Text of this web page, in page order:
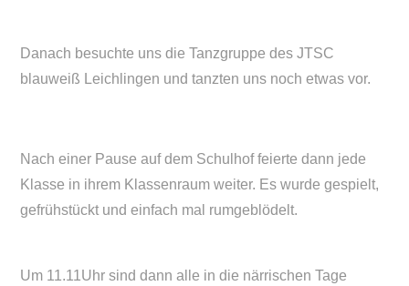
Danach besuchte uns die Tanzgruppe des JTSC
blauweiß Leichlingen und tanzten uns noch etwas vor.
Nach einer Pause auf dem Schulhof feierte dann jede
Klasse in ihrem Klassenraum weiter. Es wurde gespielt,
gefrühstückt und einfach mal rumgeblödelt.
Um 11.11Uhr sind dann alle in die närrischen Tage